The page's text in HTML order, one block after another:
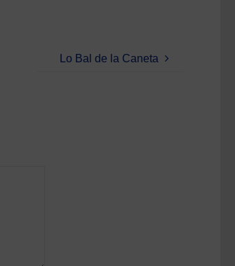
Lo Bal de la Caneta